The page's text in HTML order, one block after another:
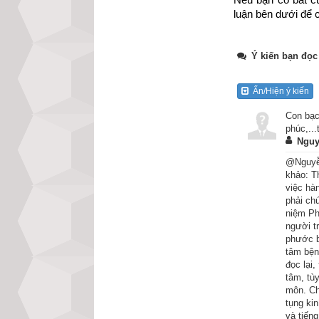
Ngày xưa,
miền nam nước
vào tài sản ít
Ức Lý là giai
hoặc ít nhất
để được xếp
người nào là
luận bên dưới để
Ý kiến bạn đọc
Ẩn/Hiện ý kiến
Con
khảo:
việc
phải
niệm
người
phước
tâm
đọc lại,
tâm,
môn.
tụng
và